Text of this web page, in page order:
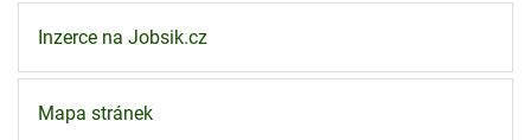
Inzerce na Jobsik.cz
Mapa stránek